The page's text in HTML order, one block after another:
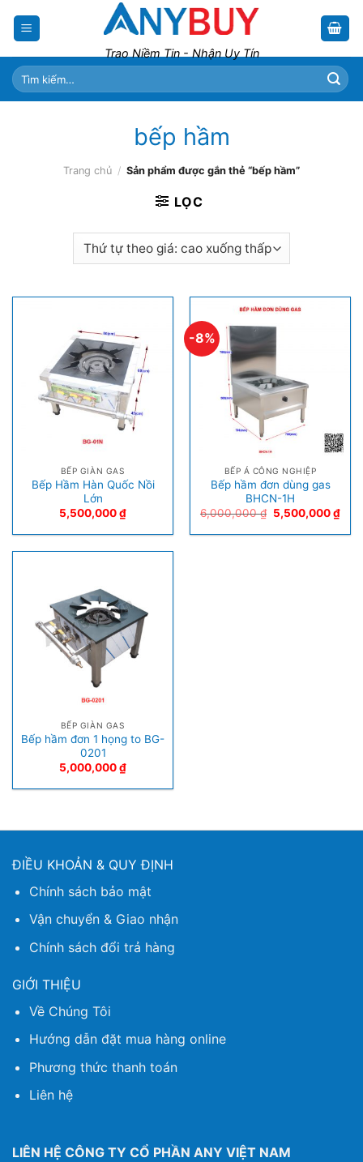
Trao Niềm Tin - Nhận Uy Tín
Tìm
kiếm:
bếp hầm
Trang chủ / Sản phẩm được gắn thẻ “bếp hầm”
LỌC
BẾP GIÀN GAS
Bếp Hầm Hàn Quốc Nồi
Lớn
5,500,000₫
-8%
BẾP Á CÔNG NGHIỆP
Bếp hầm đơn dùng gas
BHCN-1H
6,000,000₫ 5,500,000₫
BẾP GIÀN GAS
Bếp hầm đơn 1 họng to BG-
0201
5,000,000₫
ĐIỀU KHOẢN & QUY ĐỊNH
Chính sách bảo mật
Vận chuyển & Giao nhận
Chính sách đổi trả hàng
GIỚI THIỆU
Về Chúng Tôi
Hướng dẫn đặt mua hàng online
Phương thức thanh toán
Liên hệ
LIÊN HỆ CÔNG TY CỔ PHẦN ANY VIỆT NAM